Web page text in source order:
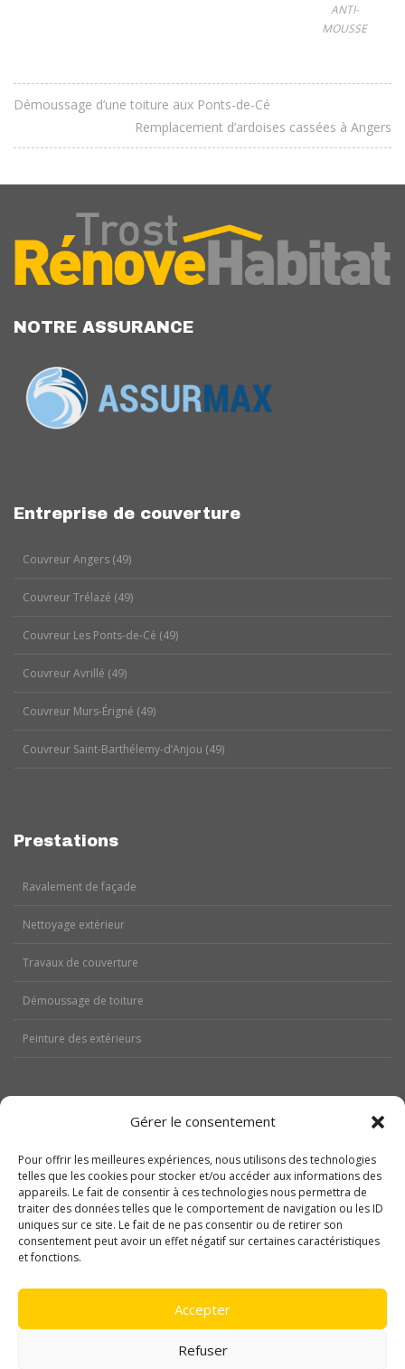
Gérer le consentement
Pour offrir les meilleures expériences, nous utilisons des technologies
telles que les cookies pour stocker et/ou accéder aux informations des
appareils. Le fait de consentir à ces technologies nous permettra de
traiter des données telles que le comportement de navigation ou les ID
uniques sur ce site. Le fait de ne pas consentir ou de retirer son
consentement peut avoir un effet négatif sur certaines caractéristiques
et fonctions.
Accepter
Refuser
ANTI-
MOUSSE
Démoussage d’une toiture aux Ponts-de-Cé
Remplacement d’ardoises cassées à Angers
NOTRE ASSURANCE
Entreprise de couverture
Couvreur Angers (49)
Couvreur Trélazé (49)
Couvreur Les Ponts-de-Cé (49)
Couvreur Avrillé (49)
Couvreur Murs-Érigné (49)
Couvreur Saint-Barthélemy-d’Anjou (49)
Prestations
Ravalement de façade
Nettoyage extérieur
Travaux de couverture
Démoussage de toiture
Peinture des extérieurs
Nos réalisations
Contactez-nous
Politique de cookies (UE)
Mentions légales